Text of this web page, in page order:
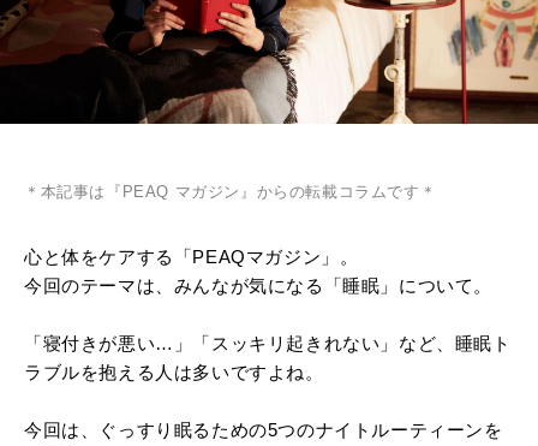
＊本記事は『PEAQ マガジン』からの転載コラムです＊
心と体をケアする「PEAQマガジン」。
今回のテーマは、みんなが気になる「睡眠」について。
「寝付きが悪い…」「スッキリ起きれない」など、睡眠ト
ラブルを抱える人は多いですよね。
今回は、ぐっすり眠るための5つのナイトルーティーンを